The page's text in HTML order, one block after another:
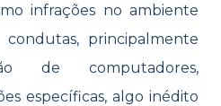
infrações no ambiente
principalmente
de computadores,
específicas, algo inédito